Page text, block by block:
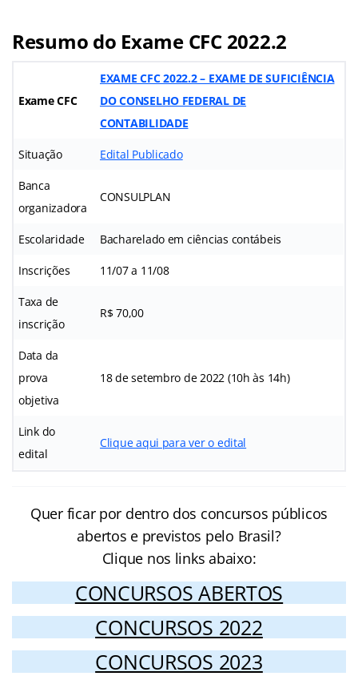
Resumo do Exame CFC 2022.2
Exame CFC
EXAME CFC 2022.2 – EXAME DE SUFICIÊNCIA
DO CONSELHO FEDERAL DE
CONTABILIDADE
Situação Edital Publicado
Banca
organizadora
CONSULPLAN
Escolaridade Bacharelado em ciências contábeis
Inscrições 11/07 a 11/08
Taxa de
inscrição
R$ 70,00
Data da
prova
objetiva
18 de setembro de 2022 (10h às 14h)
Link do
edital
Clique aqui para ver o edital
Quer ficar por dentro dos concursos públicos
abertos e previstos pelo Brasil?
Clique nos links abaixo:
CONCURSOS ABERTOS
CONCURSOS 2022
CONCURSOS 2023